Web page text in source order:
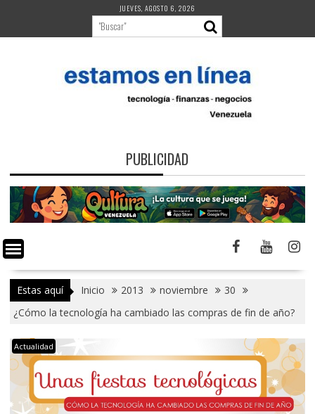
contenido
JUEVES, AGOSTO 6, 2026
PUBLICIDAD
Estas aquí Inicio 2013 noviembre
30
¿Cómo la tecnología ha cambiado las compras de fin de año?
Actualidad